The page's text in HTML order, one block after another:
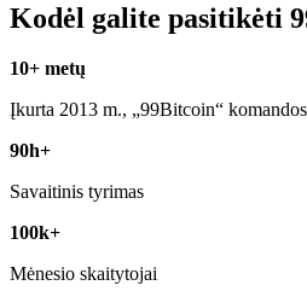
Kodėl galite pasitikėti
10+ metų
Įkurta 2013 m., „99Bitcoin“
90h+
Savaitinis tyrimas
100k+
Mėnesio skaitytojai